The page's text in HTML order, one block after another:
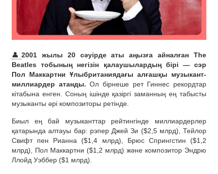
👤 2001 жылы 20 сәуірде аты аңызға айналған The
Beatles тобының негізін қалаушылардың бірі — сэр
Пол Маккартни Ұлыбританиядағы алғашқы музыкант-
миллиардер атанды. Ол бірнеше рет Гиннес рекордтар
кітабына енген. Соның ішінде қазіргі заманның ең табысты
музыканты әрі композиторы ретінде.
Биыл ең бай музыканттар рейтингінде миллиардерлер
қатарында алтауы бар: рэпер Джей Зи ($2,5 млрд), Тейлор
Свифт пен Рианна ($1,4 млрд), Брюс Спрингстин ($1,2
млрд), Пол Маккартни ($1,2 млрд) және композитор Эндрю
Ллойд Уэббер ($1 млрд).